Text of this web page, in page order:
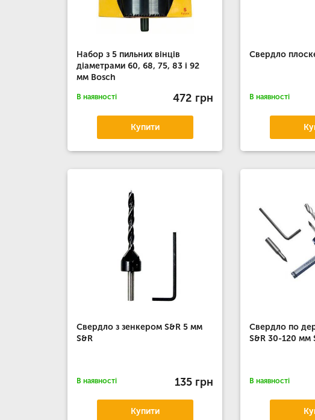
Набор з 5 пильних вінців
діаметрами 60, 68, 75, 83 і 92
мм Bosch
В наявності 472 грн
Купити
Свердло
В наявності
Свердло з зенкером S&R 5 мм
S&R
В наявності 135 грн
Купити
Свердло по
S&R 30-120 мм
В наявності